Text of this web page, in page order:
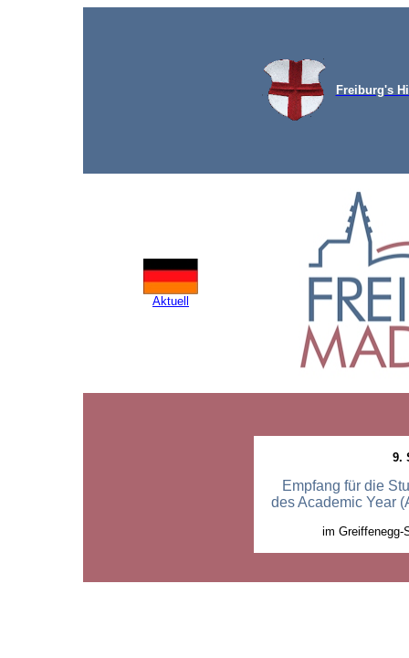
Freiburg's
Aktuell
9.
Empfang für die
des Academic Year
im